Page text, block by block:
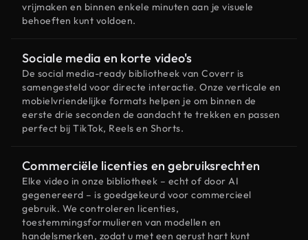
vrijmaken en binnen enkele minuten aan je visuele
behoeften kunt voldoen.
Sociale media en korte video's
De social media-ready bibliotheek van Coverr is
samengesteld voor directe interactie. Onze verticale en
mobielvriendelijke formats helpen je om binnen de
eerste drie seconden de aandacht te trekken en passen
perfect bij TikTok, Reels en Shorts.
Commerciële licenties en gebruiksrechten
Elke video in onze bibliotheek – echt of door AI
gegenereerd – is goedgekeurd voor commercieel
gebruik. We controleren licenties,
toestemmingsformulieren van modellen en
handelsmerken, zodat u met een gerust hart kunt